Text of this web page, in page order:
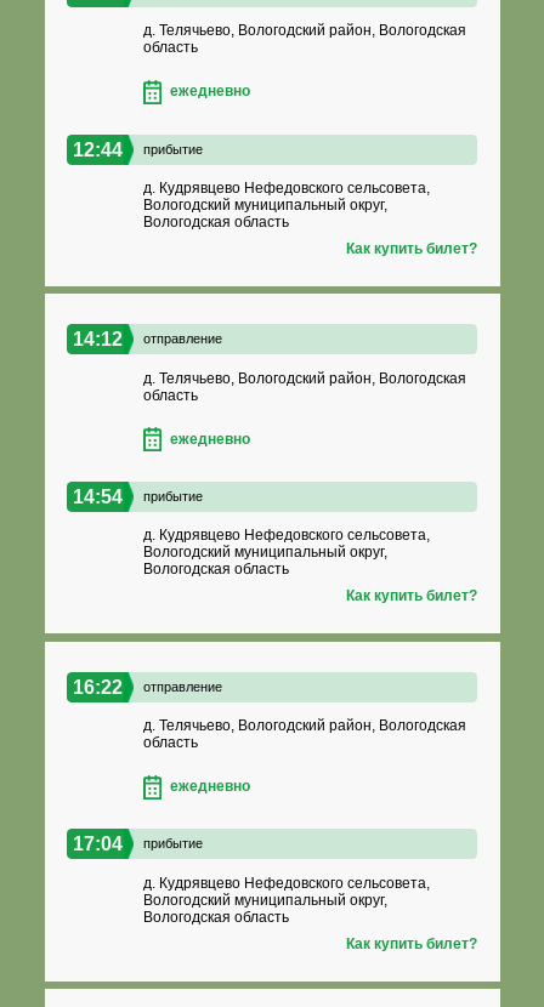
д. Телячьево, Вологодский район, Вологодская
область
ежедневно
12:44 прибытие
д. Кудрявцево Нефедовского сельсовета,
Вологодский муниципальный округ,
Вологодская область
Как купить билет?
14:12 отправление
д. Телячьево, Вологодский район, Вологодская
область
ежедневно
14:54 прибытие
д. Кудрявцево Нефедовского сельсовета,
Вологодский муниципальный округ,
Вологодская область
Как купить билет?
16:22 отправление
д. Телячьево, Вологодский район, Вологодская
область
ежедневно
17:04 прибытие
д. Кудрявцево Нефедовского сельсовета,
Вологодский муниципальный округ,
Вологодская область
Как купить билет?